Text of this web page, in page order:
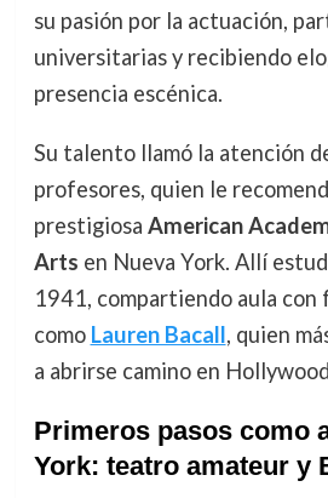
su pasión por la actuación,
universitarias y recibiendo
presencia escénica.
Su talento llamó la atención
profesores, quien le
prestigiosa American
Arts en Nueva York. Allí
1941, compartiendo aula
como Lauren Bacall, quien
a abrirse camino en
Primeros pasos como
York: teatro amateur y